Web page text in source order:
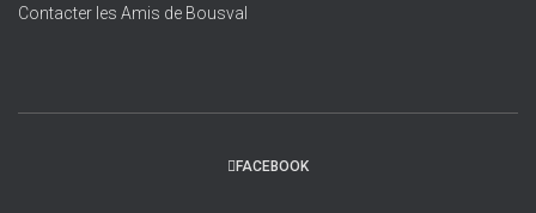
Contacter les Amis de Bousval
FACEBOOK